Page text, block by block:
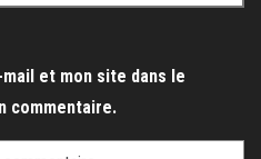
et mon site dans le
commentaire.